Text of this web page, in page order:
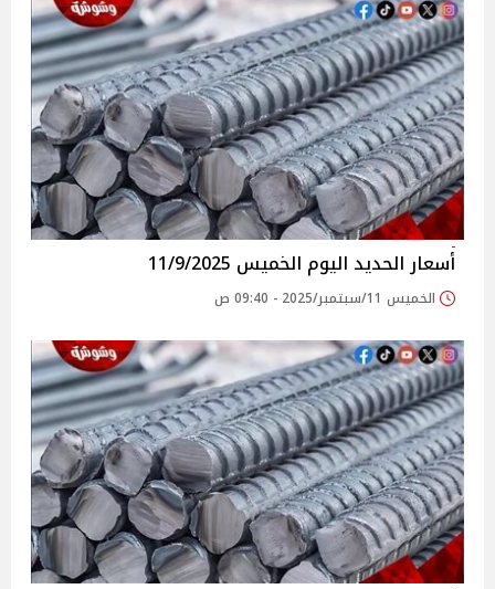
أسعار الحديد اليوم الخميس 11/9/2025
الخميس 11/سبتمبر/2025 - 09:40 ص